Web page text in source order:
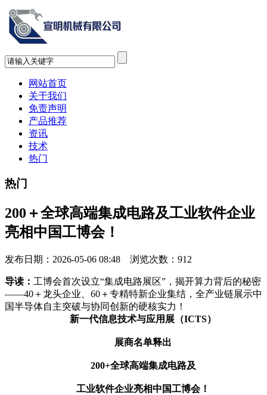
网站首页
关于我们
免责声明
产品推荐
资讯
技术
热门
热门
200＋全球高端集成电路及工业软件企业
亮相中国工博会！
发布日期：2026-05-06 08:48 浏览次数： 912
导读： 工博会首次设立“集成电路展区”，揭开算力背后的秘密
——40＋龙头企业、60＋专精特新企业集结，全产业链展示中
国半导体自主突破与协同创新的硬核实力！
新一代信息技术与应用展（ICTS）
展商名单释出
200+全球高端集成电路及
工业软件企业亮相中国工博会！